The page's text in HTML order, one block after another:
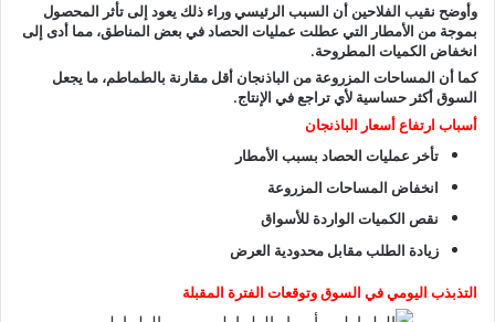
وأوضح نقيب الفلاحين أن السبب الرئيسي وراء ذلك يعود إلى تأثر المحصول
بموجة من الأمطار التي عطلت عمليات الحصاد في بعض المناطق، مما أدى إلى
انخفاض الكميات المطروحة.
كما أن المساحات المزروعة من الباذنجان أقل مقارنة بالطماطم، ما يجعل
السوق أكثر حساسية لأي تراجع في الإنتاج.
أسباب ارتفاع أسعار الباذنجان
تأخر عمليات الحصاد بسبب الأمطار
انخفاض المساحات المزروعة
نقص الكميات الواردة للأسواق
زيادة الطلب مقابل محدودية العرض
التذبذب اليومي في السوق وتوقعات الفترة المقبلة